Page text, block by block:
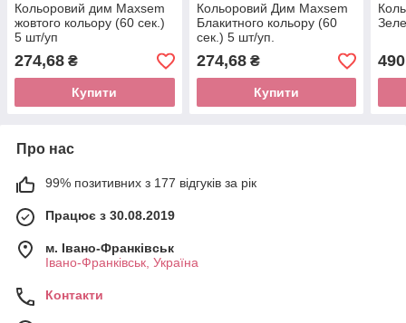
Кольоровий дим Maxsem
жовтого кольору (60 сек.)
5 шт/уп
274,68 ₴
Купити
Кольоровий Дим Maxsem
Блакитного кольору (60
сек.) 5 шт/уп.
274,68₴
Купити
490
Про нас
99% позитивних з 177 відгуків за рік
Працює з 30.08.2019
м. Івано-Франківськ
Івано-Франківськ, Україна
Контакти